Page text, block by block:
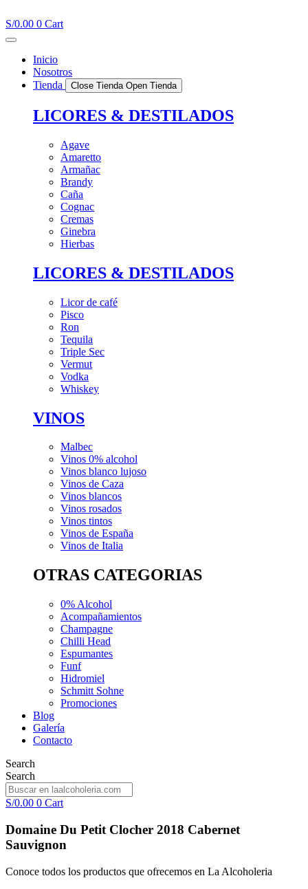
al
contenido
S/0.00 0 Cart
Inicio
Nosotros
Tienda
Close Tienda Open Tienda
LICORES & DESTILADOS
Agave
Amaretto
Armañac
Brandy
Caña
Cognac
Cremas
Ginebra
Hierbas
LICORES & DESTILADOS
Licor de café
Pisco
Ron
Tequila
Triple Sec
Vermut
Vodka
Whiskey
VINOS
Malbec
Vinos 0% alcohol
Vinos blanco lujoso
Vinos de Caza
Vinos blancos
Vinos rosados
Vinos tintos
Vinos de España
Vinos de Italia
OTRAS CATEGORIAS
0% Alcohol
Acompañamientos
Champagne
Chilli Head
Espumantes
Funf
Hidromiel
Schmitt Sohne
Promociones
Blog
Galería
Contacto
Search
Search
S/0.00 0 Cart
Domaine Du Petit Clocher 2018 Cabernet
Sauvignon
Conoce todos los productos que ofrecemos en La Alcoholeria